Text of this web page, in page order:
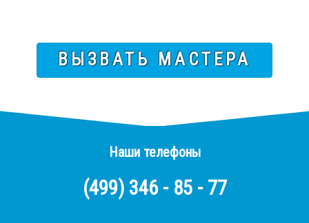
ВЫЗВАТЬ МАСТЕРА
Наши телефоны
(499) 346 - 85 - 77